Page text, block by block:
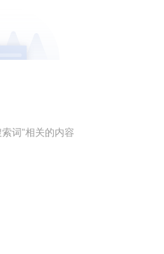
词”相关的内容